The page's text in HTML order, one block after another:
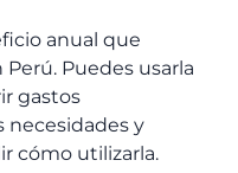
anual que
Puedes usarla
gastos
necesidades y
cómo utilizarla.